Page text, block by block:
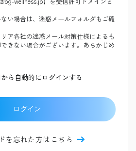
い場合は、迷惑メールフォルダもご確
ア各社の迷惑メール対策仕様によるも
きない場合がございます。あらかじめ
ら自動的にログインする
ログイン
を忘れた方はこちら